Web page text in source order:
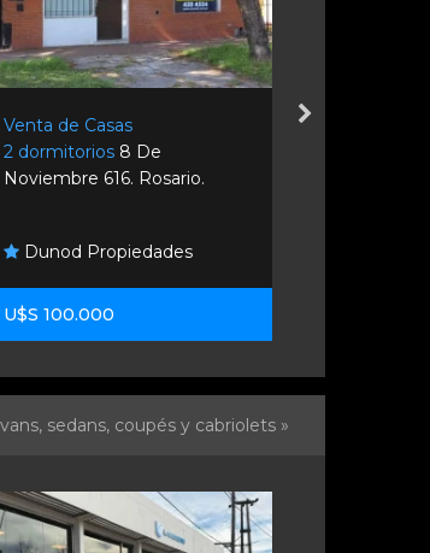
Venta de Casas
2 dormitorios 8 De
Noviembre 616. Rosario.
Dunod Propiedades
U$S 100.000
sedans, coupés y cabriolets »